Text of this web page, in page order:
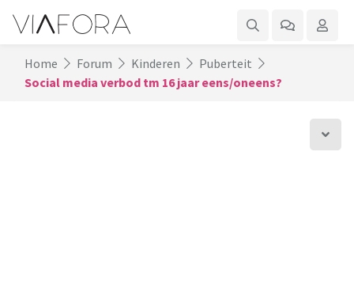
Home Forum Kinderen
Puberteit
Social media verbod tm 16 jaar eens/oneens?